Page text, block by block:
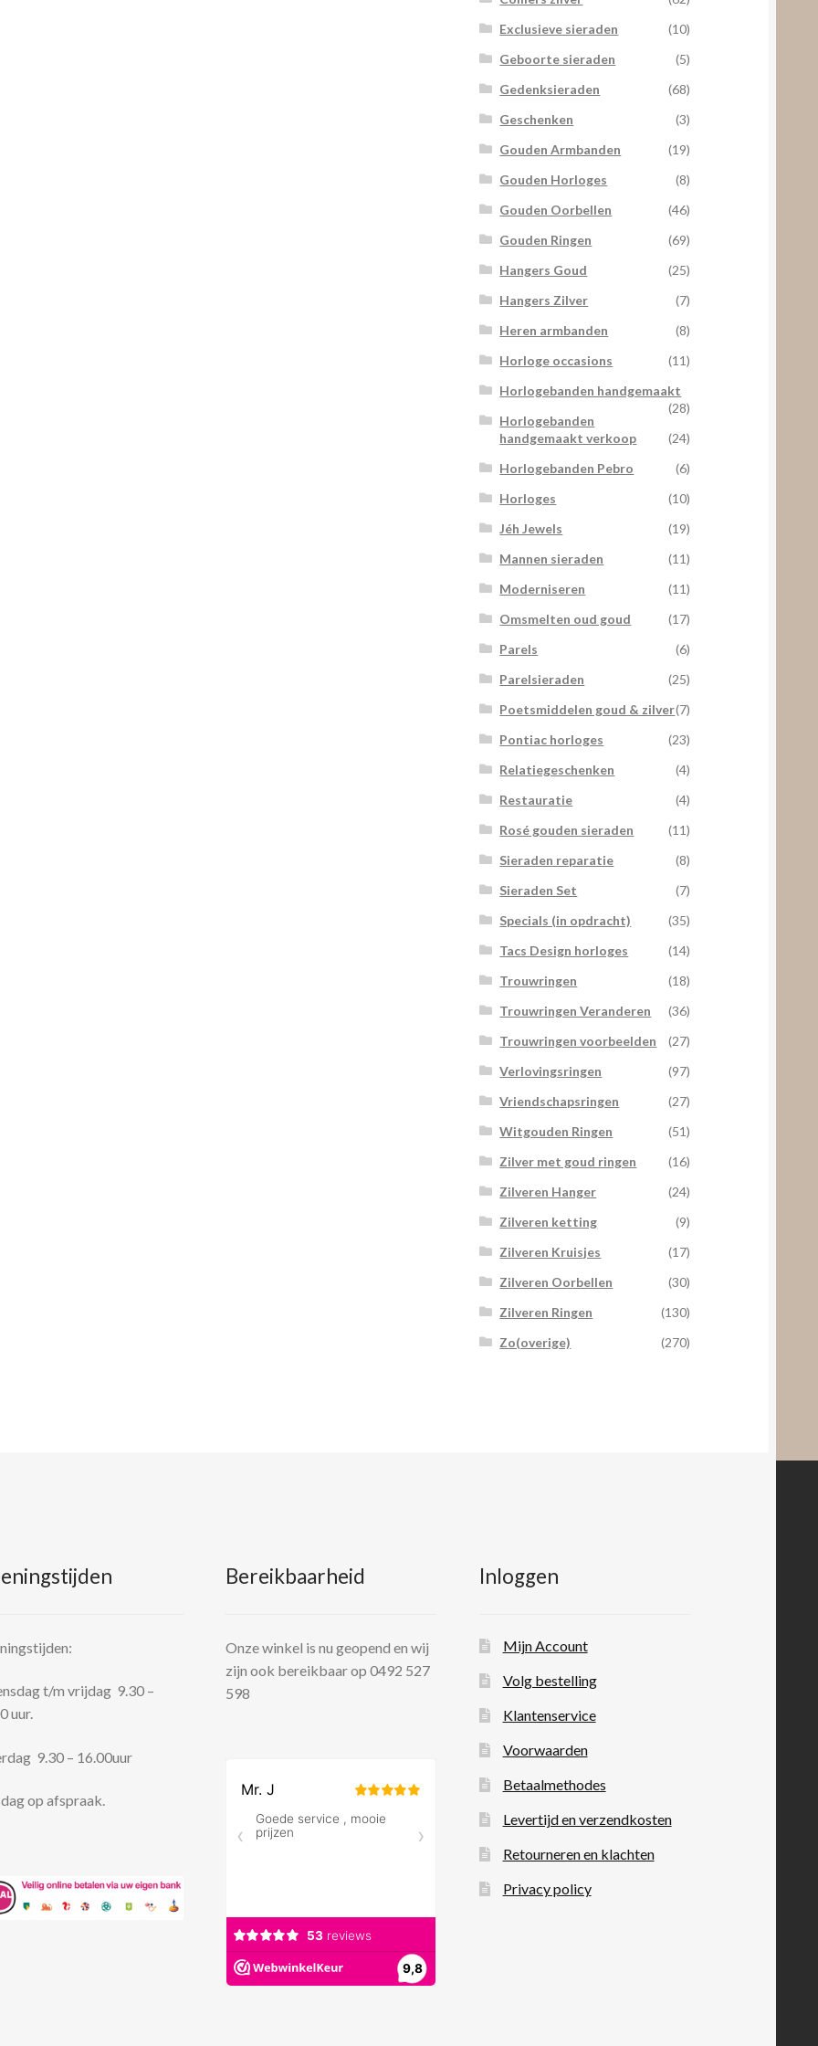
Exclusieve sieraden
(10)
Geboorte sieraden
(5)
Gedenksieraden
(68)
Geschenken
(3)
Gouden Armbanden
(19)
Gouden Horloges
(8)
Gouden Oorbellen
(46)
Gouden Ringen
(69)
Hangers Goud
(25)
Hangers Zilver
(7)
Heren armbanden
(8)
Horloge occasions
(11)
Horlogebanden handgemaakt
(28)
Horlogebanden
handgemaakt verkoop
(24)
Horlogebanden Pebro
(6)
Horloges
(10)
Jéh Jewels
(19)
Mannen sieraden
(11)
Moderniseren
(11)
Omsmelten oud goud
(17)
Parels
(6)
Parelsieraden
(25)
Poetsmiddelen goud & zilver(7)
Pontiac horloges
(23)
Relatiegeschenken
(4)
Restauratie
(4)
Rosé gouden sieraden
(11)
Sieraden reparatie
(8)
Sieraden Set
(7)
Specials (in opdracht)
(35)
Tacs Design horloges
(14)
Trouwringen
(18)
Trouwringen Veranderen
(36)
Trouwringen voorbeelden
(27)
Verlovingsringen
(97)
Vriendschapsringen
(27)
Witgouden Ringen
(51)
Zilver met goud ringen
(16)
Zilveren Hanger
(24)
Zilveren ketting
(9)
Zilveren Kruisjes
(17)
Zilveren Oorbellen
(30)
Zilveren Ringen
(130)
Zo(overige)
(270)
t/m vrijdag 9.30 –
uur.
9.30 – 16.00uur
op afspraak.
Bereikbaarheid
Onze winkel is nu geopend en wij
zijn ook bereikbaar op 0492 527
598
Inloggen
Mijn Account
Volg bestelling
Klantenservice
Voorwaarden
Betaalmethodes
Levertijd en verzendkosten
Retourneren en klachten
Privacy policy